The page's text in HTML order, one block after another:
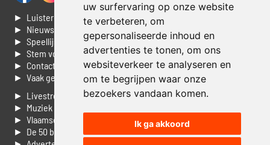
uw surfervaring op onze website
te verbeteren, om
gepersonaliseerde inhoud en
advertenties te tonen, om ons
websiteverkeer te analyseren en
om te begrijpen waar onze
bezoekers vandaan komen.
Ik ga akkoord
► Luisteren naar Jouwradio
► Nieuws
► Speellijst
► Stem voor de Dag top 3
► Contacteer ons
► Vaak gestelde vragen
► Livestream informatie
► Muziek opzoeken
► Vlaamse 100 Aller tijden
► De 50 beste van...